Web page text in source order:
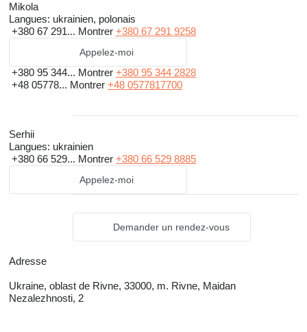
Mikola
Langues: ukrainien, polonais
+380 67 291... Montrer +380 67 291 9258
Appelez-moi
+380 95 344... Montrer +380 95 344 2828
+48 05778... Montrer +48 0577817700
Serhii
Langues: ukrainien
+380 66 529... Montrer +380 66 529 8885
Appelez-moi
Demander un rendez-vous
Adresse
Ukraine, oblast de Rivne, 33000, m. Rivne, Maidan
Nezalezhnosti, 2